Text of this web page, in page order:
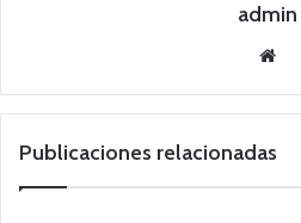
admin
Publicaciones relacionadas